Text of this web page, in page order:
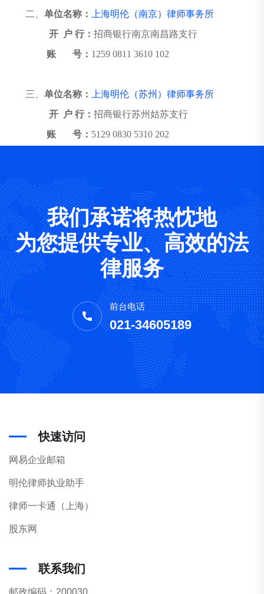
二、 单位名称：
上海明伦（南京）律师事务所
开 户 行： 招商银行南京南昌路支行
账 号： 1259 0811 3610 102
三、 单位名称：
上海明伦（苏州）律师事务所
开 户 行： 招商银行苏州姑苏支行
账 号： 5129 0830 5310 202
我们承诺将热忱地
为您提供专业、高效的法
律服务
前台电话
021-34605189
快速访问
网易企业邮箱
明伦律师执业助手
律师一卡通（上海）
股东网
联系我们
邮政编码：200030